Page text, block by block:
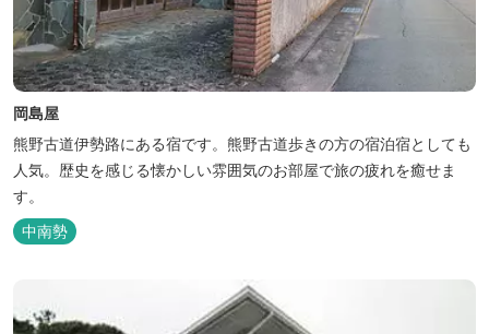
岡島屋
熊野古道伊勢路にある宿です。熊野古道歩きの方の宿泊宿としても
人気。歴史を感じる懐かしい雰囲気のお部屋で旅の疲れを癒せま
す。
中南勢